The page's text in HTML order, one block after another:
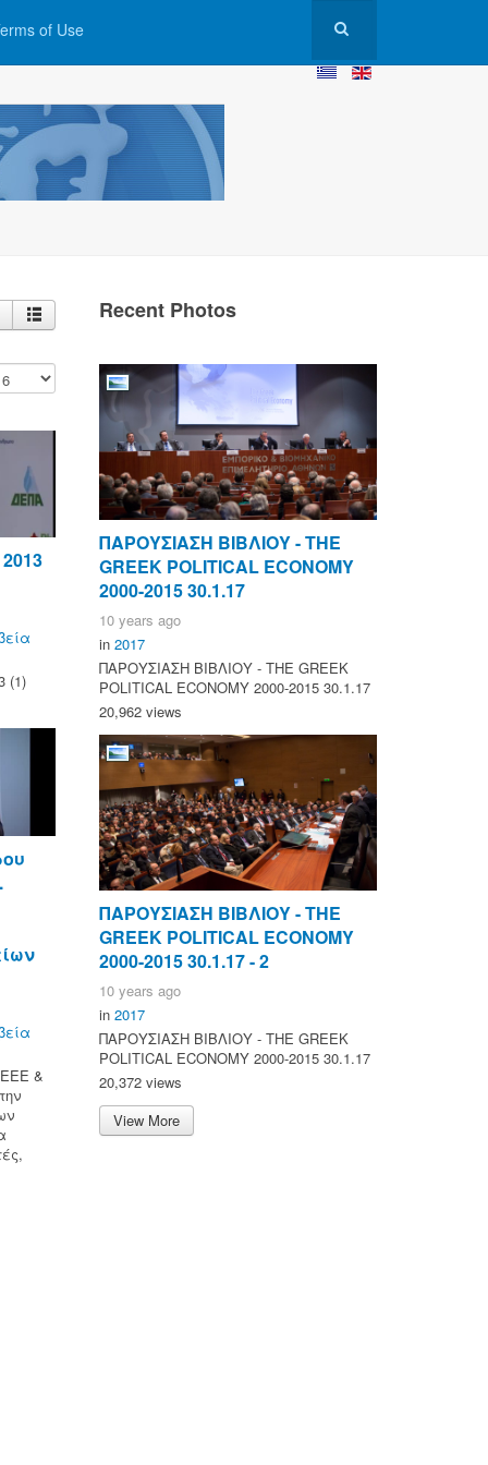
of Use
(1)
&
Recent Photos
ΠΑΡΟΥΣΙΑΣΗ ΒΙΒΛΙΟΥ - ΤΗΕ
GREEK POLITICAL ECONOMY
2000-2015 30.1.17
10 years ago
in 2017
ΠΑΡΟΥΣΙΑΣΗ ΒΙΒΛΙΟΥ - ΤΗΕ GREEK
POLITICAL ECONOMY 2000-2015 30.1.17
20,962 views
ΠΑΡΟΥΣΙΑΣΗ ΒΙΒΛΙΟΥ - ΤΗΕ
GREEK POLITICAL ECONOMY
2000-2015 30.1.17 - 2
10 years ago
in 2017
ΠΑΡΟΥΣΙΑΣΗ ΒΙΒΛΙΟΥ - ΤΗΕ GREEK
POLITICAL ECONOMY 2000-2015 30.1.17
20,372 views
View More